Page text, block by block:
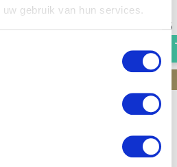
gebruik van hun services.
€ 89,95